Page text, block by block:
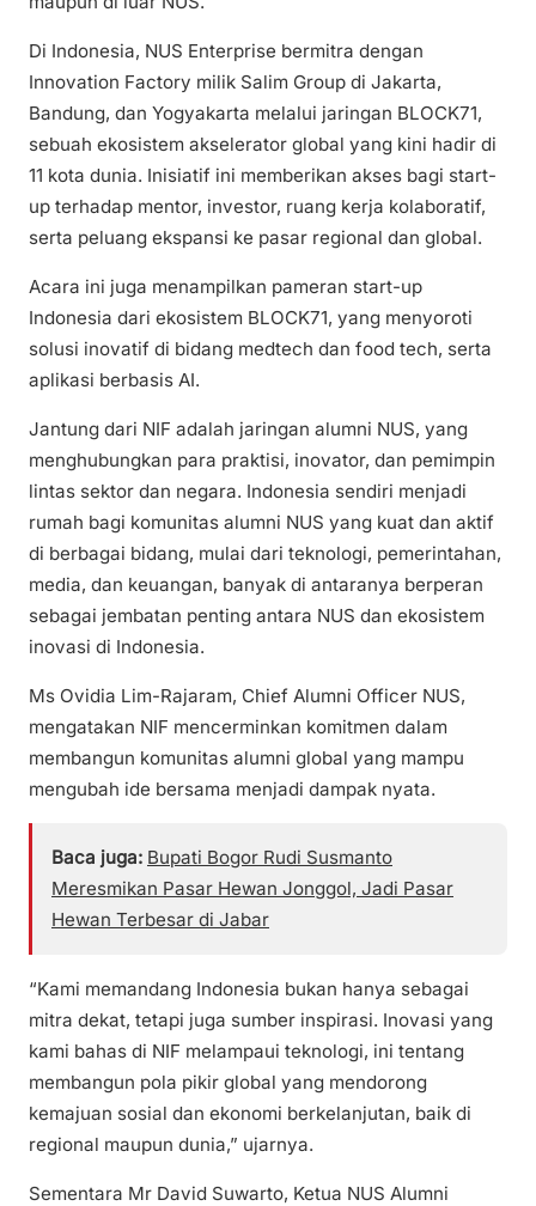
Di Indonesia, NUS Enterprise bermitra dengan
Innovation Factory milik Salim Group di Jakarta,
Bandung, dan Yogyakarta melalui jaringan BLOCK71,
sebuah ekosistem akselerator global yang kini hadir di
11 kota dunia. Inisiatif ini memberikan akses bagi start-
up terhadap mentor, investor, ruang kerja kolaboratif,
serta peluang ekspansi ke pasar regional dan global.
Acara ini juga menampilkan pameran start-up
Indonesia dari ekosistem BLOCK71, yang menyoroti
solusi inovatif di bidang medtech dan food tech, serta
aplikasi berbasis AI.
Jantung dari NIF adalah jaringan alumni NUS, yang
menghubungkan para praktisi, inovator, dan pemimpin
lintas sektor dan negara. Indonesia sendiri menjadi
rumah bagi komunitas alumni NUS yang kuat dan aktif
di berbagai bidang, mulai dari teknologi, pemerintahan,
media, dan keuangan, banyak di antaranya berperan
sebagai jembatan penting antara NUS dan ekosistem
inovasi di Indonesia.
Ms Ovidia Lim-Rajaram, Chief Alumni Officer NUS,
mengatakan NIF mencerminkan komitmen dalam
membangun komunitas alumni global yang mampu
mengubah ide bersama menjadi dampak nyata.
Baca juga: Bupati Bogor Rudi Susmanto
Meresmikan Pasar Hewan Jonggol, Jadi Pasar
Hewan Terbesar di Jabar
“Kami memandang Indonesia bukan hanya sebagai
mitra dekat, tetapi juga sumber inspirasi. Inovasi yang
kami bahas di NIF melampaui teknologi, ini tentang
membangun pola pikir global yang mendorong
kemajuan sosial dan ekonomi berkelanjutan, baik di
regional maupun dunia,” ujarnya.
Sementara Mr David Suwarto, Ketua NUS Alumni